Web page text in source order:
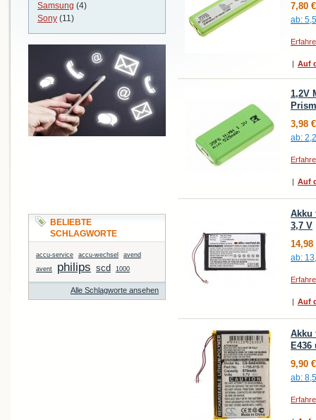
7,80 €
ab:
| Auf
1,2V
3,98 €
ab:
| Auf
Akku
3,7 V
14,98
ab:
| Auf
Akku
E436
9,90 €
ab:
Samsung (4)
Sony (11)
BELIEBTE
SCHLAGWORTE
accu-service accu-wechsel
avend
avent
philips scd 1000
Alle Schlagworte ansehen